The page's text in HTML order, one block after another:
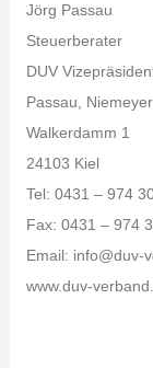
Jörg Passau
Steuerberater
DUV
Passau,
Walkerdamm 1
24103 Kiel
Tel: 0431 – 974
Fax: 0431 – 974
Email: info@duv-
www.duv-